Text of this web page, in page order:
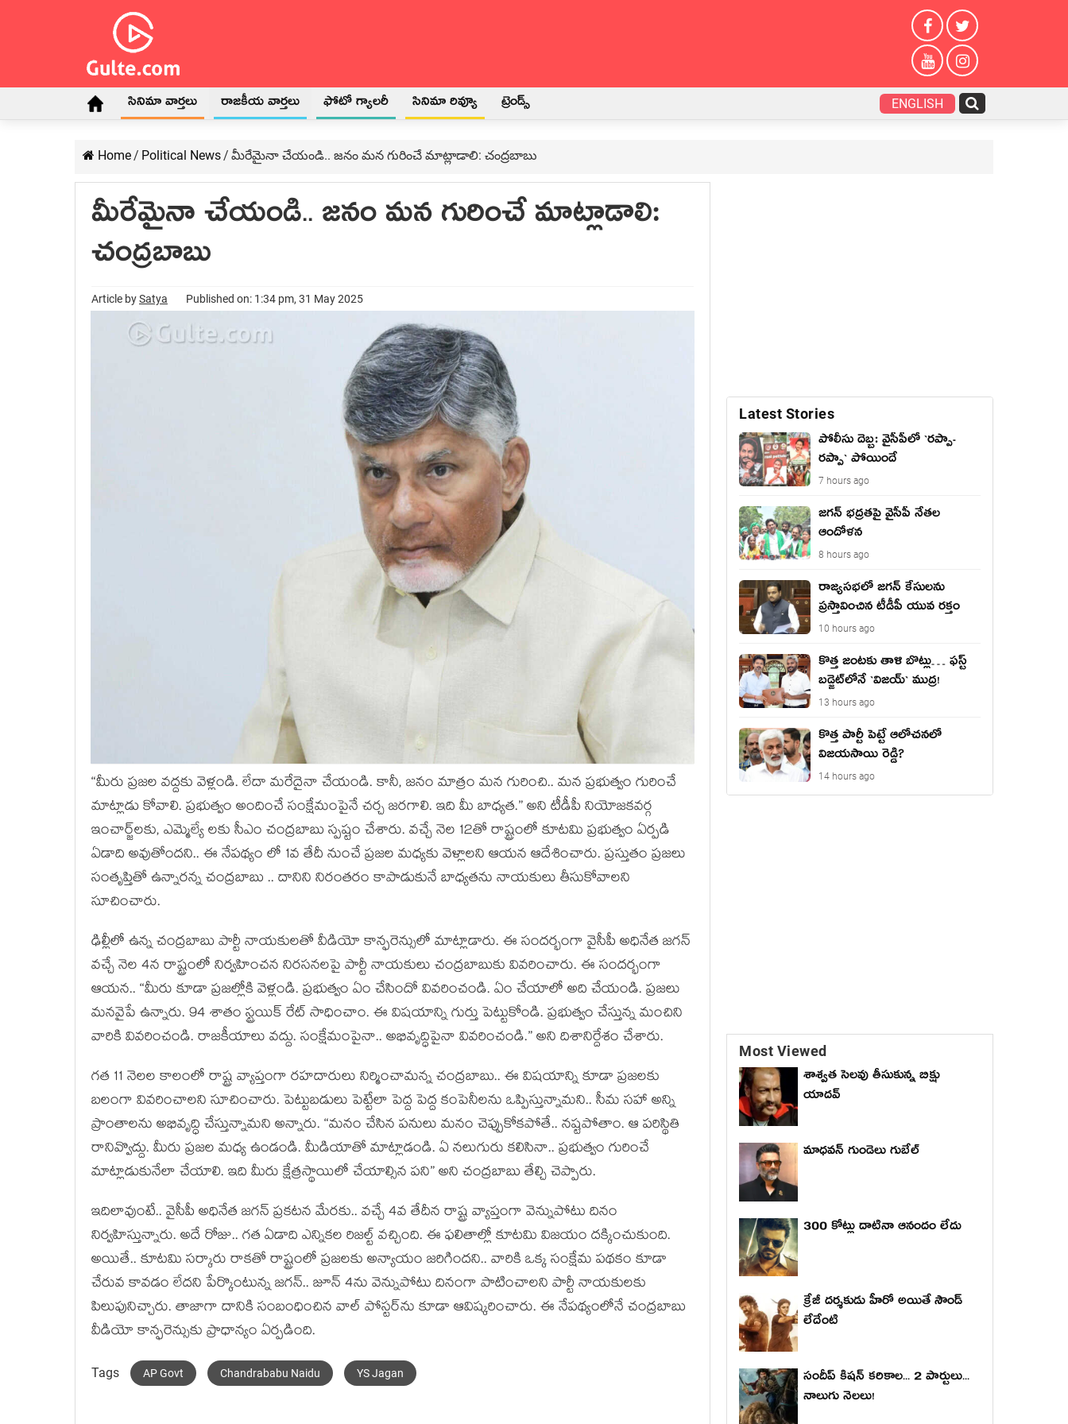
సినిమా వార్తలు రాజకీయ వార్తలు ఫోటో గ్యాలరీ సినిమా రివ్యూ ట్రెండ్స్ ENGLISH
Home/ Political News/ మీరేమైనా చేయండి.. జ‌నం మ‌న గురించే మాట్లాడాలి: చంద్ర‌బాబు
మీరేమైనా చేయండి.. జ‌నం మ‌న గురించే మాట్లాడాలి:
చంద్ర‌బాబు
Article bySatya Published on: 1:34 pm, 31 May 2025
“మీరు ప్ర‌జ‌ల వ‌ద్ద‌కు వెళ్లండి. లేదా మ‌రేదైనా చేయండి. కానీ, జ‌నం మాత్రం మ‌న గురించి.. మ‌న ప్ర‌భుత్వం గురించే
మాట్లాడు కోవాలి. ప్ర‌భుత్వం అందించే సంక్షేమంపైనే చ‌ర్చ జ‌ర‌గాలి. ఇది మీ బాధ్య‌త‌.” అని టీడీపీ నియోజ‌క‌వ‌ర్గ
ఇంచార్జ్‌ల‌కు, ఎమ్మెల్యే ల‌కు సీఎం చంద్ర‌బాబు స్ప‌ష్టం చేశారు. వ‌చ్చే నెల 12తో రాష్ట్రంలో కూట‌మి ప్ర‌భుత్వం ఏర్ప‌డి
ఏడాది అవుతోంద‌ని.. ఈ నేప‌థ్యం లో 1వ తేదీ నుంచే ప్ర‌జ‌ల మ‌ధ్య‌కు వెళ్లాల‌ని ఆయ‌న ఆదేశించారు. ప్ర‌స్తుతం ప్ర‌జ‌లు
సంతృప్తితో ఉన్నార‌న్న చంద్ర‌బాబు .. దానిని నిరంత‌రం కాపాడుకునే బాధ్య‌త‌ను నాయ‌కులు తీసుకోవాల‌ని
సూచించారు.
ఢిల్లీలో ఉన్న చంద్ర‌బాబు పార్టీ నాయ‌కుల‌తో వీడియో కాన్ఫ‌రెన్సులో మాట్లాడారు. ఈ సంద‌ర్భంగా వైసీపీ అధినేత జ‌గ‌న్
వ‌చ్చే నెల 4న రాష్ట్రంలో నిర్వ‌హించ‌న నిర‌స‌న‌ల‌పై పార్టీ నాయ‌కులు చంద్ర‌బాబుకు వివ‌రించారు. ఈ సంద‌ర్భంగా
ఆయ‌న‌.. “మీరు కూడా ప్ర‌జ‌ల్లోకి వెళ్లండి. ప్ర‌భుత్వం ఏం చేసిందో వివ‌రించండి. ఏం చేయాలో అది చేయండి. ప్ర‌జ‌లు
మ‌న‌వైపే ఉన్నారు. 94 శాతం స్ట్ర‌యిక్ రేట్ సాధించాం. ఈ విష‌యాన్ని గుర్తు పెట్టుకోండి. ప్ర‌భుత్వం చేస్తున్న మంచిని
వారికి వివ‌రించండి. రాజ‌కీయాలు వ‌ద్దు. సంక్షేమంపైనా.. అభివృద్ధిపైనా వివ‌రించండి.” అని దిశానిర్దేశం చేశారు.
గ‌త 11 నెల‌ల కాలంలో రాష్ట్ర వ్యాప్తంగా ర‌హ‌దారులు నిర్మించామ‌న్న చంద్ర‌బాబు.. ఈ విష‌యాన్ని కూడా ప్ర‌జ‌ల‌కు
బ‌లంగా వివ‌రించాల‌ని సూచించారు. పెట్టుబ‌డులు పెట్టేలా పెద్ద పెద్ద కంపెనీల‌ను ఒప్పిస్తున్నామ‌ని.. సీమ స‌హా అన్ని
ప్రాంతాల‌ను అభివృద్ధి చేస్తున్నామ‌ని అన్నారు. “మ‌నం చేసిన ప‌నులు మ‌నం చెప్పుకోక‌పోతే.. న‌ష్ట‌పోతాం. ఆ ప‌రిస్థితి
రానివ్వొద్దు. మీరు ప్ర‌జ‌ల మ‌ధ్య ఉండండి. మీడియాతో మాట్లాడండి. ఏ న‌లుగురు క‌లిసినా.. ప్ర‌భుత్వం గురించే
మాట్లాడుకునేలా చేయాలి. ఇది మీరు క్షేత్ర‌స్థాయిలో చేయాల్సిన ప‌ని” అని చంద్ర‌బాబు తేల్చి చెప్పారు.
ఇదిలావుంటే.. వైసీపీ అధినేత జ‌గ‌న్ ప్ర‌క‌ట‌న మేర‌కు.. వ‌చ్చే 4వ తేదీన రాష్ట్ర వ్యాప్తంగా వెన్నుపోటు దినం
నిర్వ‌హిస్తున్నారు. అదే రోజు.. గ‌త ఏడాది ఎన్నిక‌ల రిజ‌ల్ట్ వ‌చ్చింది. ఈ ఫ‌లితాల్లో కూట‌మి విజ‌యం ద‌క్కించుకుంది.
అయితే.. కూట‌మి స‌ర్కారు రాక‌తో రాష్ట్రంలో ప్ర‌జ‌ల‌కు అన్యాయం జ‌రిగింద‌ని.. వారికి ఒక్క సంక్షేమ ప‌థ‌కం కూడా
చేరువ కావ‌డం లేద‌ని పేర్కొంటున్న జ‌గ‌న్‌.. జూన్ 4ను వెన్నుపోటు దినంగా పాటించాల‌ని పార్టీ నాయ‌కుల‌కు
పిలుపునిచ్చారు. తాజాగా దానికి సంబంధించిన వాల్ పోస్ట‌ర్‌ను కూడా ఆవిష్క‌రించారు. ఈ నేప‌థ్యంలోనే చంద్ర‌బాబు
వీడియో కాన్ఫ‌రెన్సుకు ప్రాధాన్యం ఏర్ప‌డింది.
Tags AP Govt Chandrababu Naidu YS Jagan
Latest Stories
పోలీసు దెబ్బ: వైసీపీలో `ర‌ప్పా-
ర‌ప్పా` పోయిందే
7 hours ago
జ‌గ‌న్ భద్రతపై వైసీపీ నేతల
ఆందోళన
8 hours ago
రాజ్యసభలో జగన్ కేసులను
ప్రస్తావించిన టీడీపీ యువ రక్తం
10 hours ago
కొత్త జంట‌కు తాళి బొట్లు… ఫ‌స్ట్
బ‌డ్జెట్‌లోనే `విజ‌య్` ముద్ర‌!
13 hours ago
కొత్త పార్టీ పెట్టే ఆలోచనలో
విజయసాయి రెడ్డి?
14 hours ago
Most Viewed
శాశ్వత సెలవు తీసుకున్న బిక్షు
యాదవ్
మాధ‌వ‌న్ గుండెలు గుబేల్‌
300 కోట్లు దాటినా ఆనందం లేదు
క్రేజీ దర్శకుడు హీరో అయితే సౌండ్
లేదేంటి
సందీప్ కిషన్ కరికాల... 2 పార్టులు...
నాలుగు నెలలు!